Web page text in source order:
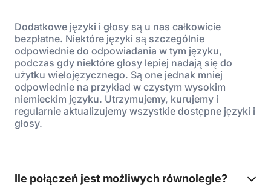
Dodatkowe języki i głosy są u nas całkowicie
bezpłatne. Niektóre języki są szczególnie
odpowiednie do odpowiadania w tym języku,
podczas gdy niektóre głosy lepiej nadają się do
użytku wielojęzycznego. Są one jednak mniej
odpowiednie na przykład w czystym wysokim
niemieckim języku. Utrzymujemy, kurujemy i
regularnie aktualizujemy wszystkie dostępne języki i
głosy.
Ile połączeń jest możliwych równolegle?